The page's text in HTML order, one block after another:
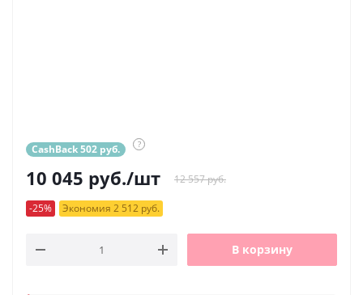
CashBack 502 руб. ?
10 045 руб./шт 12 557 руб.
-25% Экономия 2 512 руб.
В корзину